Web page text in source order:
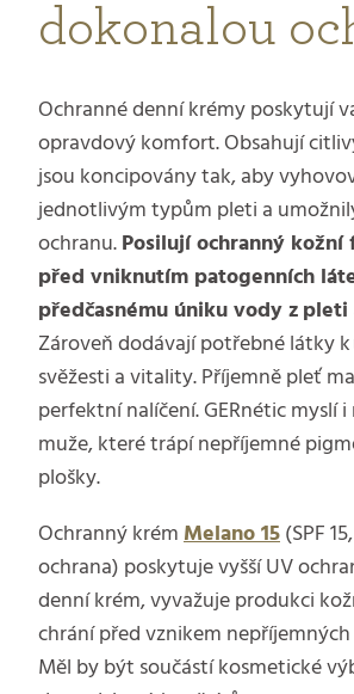
dokonalou
Ochranné denní krémy poskytují
opravdový komfort. Obsahují
jsou koncipovány tak, aby
jednotlivým typům pleti a
ochranu.Posilují ochranný kožní
před vniknutím patogenních
předčasnému úniku vody z
Zároveň dodávají potřebné látky
svěžesti a vitality. Příjemně pleť
perfektní nalíčení. GERnétic myslí i
muže, které trápí nepříjemné
plošky.
Ochranný krémMelano 15(SPF
ochrana) poskytuje vyšší UV
denní krém, vyvažuje produkci
chrání před vznikem
Měl by být součástí kosmetické